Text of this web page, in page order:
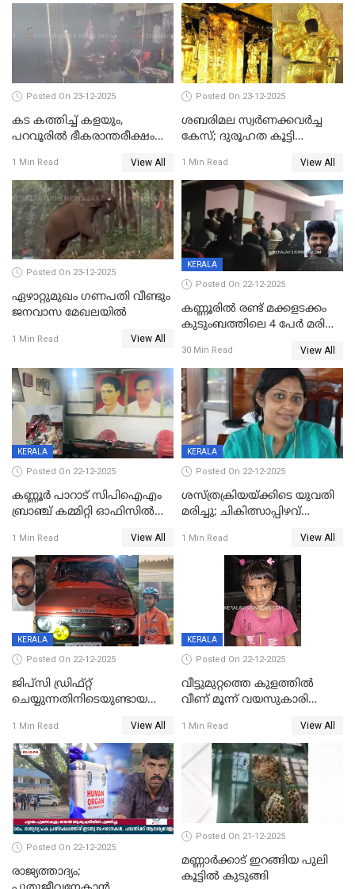
പിടിവലിക്കിടയിൽ
അപ്പൂപ്പനെതിരെ പോക്സോ
കേസ് ഒടുവിൽ 4 ജീവനുകൾ
പൊലിഞ്ഞു
Posted On 23-12-2025
കട കത്തിച്ച് കളയും,
പറവൂരില്‍ ഭീകരാന്തരീക്ഷം
1 Min Read View All
Posted On 23-12-2025
ശബരിമല സ്വര്‍ണക്കവര്‍ച്ച
കേസ്; ദുരൂഹത കൂട്ടി
1 Min Read View All
Posted On 23-12-2025
ഏഴാറ്റുമുഖം ഗണപതി വീണ്ടും
ജനവാസ മേഖലയിൽ
1 Min Read View All
KERALA
Posted On 22-12-2025
കണ്ണൂരിൽ രണ്ട് മക്കളടക്കം
കുടുംബത്തിലെ 4 പേർ മരിച്ച
30 Min Read View All
KERALA
Posted On 22-12-2025
കണ്ണൂർ പാറാട് സിപിഐഎം
ബ്രാഞ്ച് കമ്മിറ്റി ഓഫിസിൽ
ചിത്രങ്ങളടക്കം കത്തിയ
നിലയിൽ
1 Min Read View All
KERALA
Posted On 22-12-2025
ശസ്ത്രക്രിയയ്‌ക്കിടെ യുവതി
മരിച്ചു; ചികിത്സാപ്പിഴവ്
സംഭവം മാവേലിക്കരയിൽ
1 Min Read View All
KERALA
Posted On 22-12-2025
ജിപ്സി ഡ്രിഫ്റ്റ്
ചെയ്യുന്നതിനിടെയുണ്ടായ
ദാരുണാന്ത്യം; ജീപ്സി
ഓടിച്ചയാൾ അറസ്റ്റിൽ.
1 Min Read View All
KERALA
Posted On 22-12-2025
വീട്ടുമുറ്റത്തെ കുളത്തിൽ
വീണ് മൂന്ന് വയസുകാരി
1 Min Read View All
Posted On 22-12-2025
രാജ്യത്താദ്യം;
Posted On 21-12-2025
മണ്ണാർക്കാട് ഇറങ്ങിയ പുലി
കൂട്ടിൽ കുടുങ്ങി